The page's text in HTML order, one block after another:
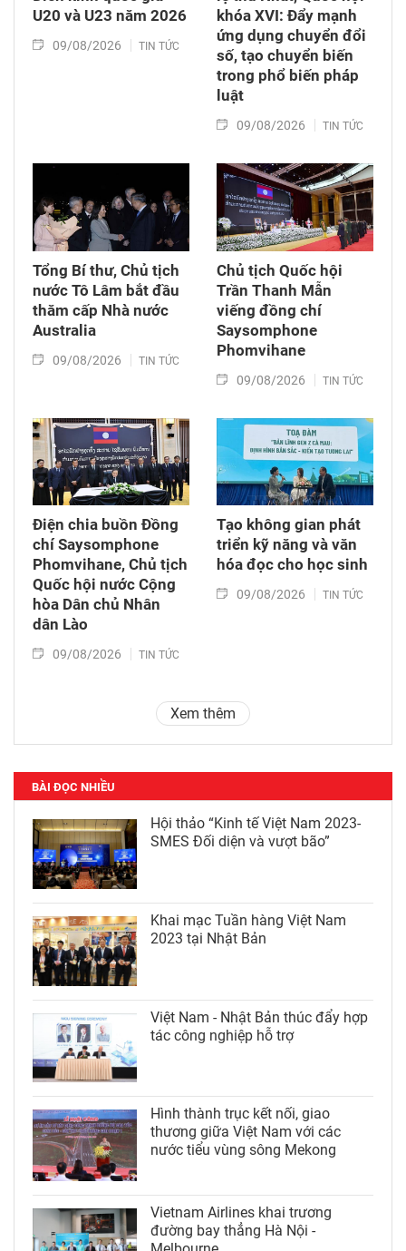
U20 và U23 năm 2026
09/08/2026 TIN TỨC
khóa XVI: Đẩy mạnh
ứng dụng chuyển đổi
số, tạo chuyển biến
trong phổ biến pháp
luật
09/08/2026 TIN TỨC
Tổng Bí thư, Chủ tịch
nước Tô Lâm bắt đầu
thăm cấp Nhà nước
Australia
09/08/2026 TIN TỨC
Chủ tịch Quốc hội
Trần Thanh Mẫn
viếng đồng chí
Saysomphone
Phomvihane
09/08/2026 TIN TỨC
Điện chia buồn Đồng
chí Saysomphone
Phomvihane, Chủ tịch
Quốc hội nước Cộng
hòa Dân chủ Nhân
dân Lào
09/08/2026 TIN TỨC
Tạo không gian phát
triển kỹ năng và văn
hóa đọc cho học sinh
09/08/2026 TIN TỨC
Xem thêm
BÀI ĐỌC NHIỀU
Hội thảo “Kinh tế Việt Nam 2023-
SMES Đối diện và vượt bão”
Khai mạc Tuần hàng Việt Nam
2023 tại Nhật Bản
Việt Nam - Nhật Bản thúc đẩy hợp
tác công nghiệp hỗ trợ
Hình thành trục kết nối, giao
thương giữa Việt Nam với các
nước tiểu vùng sông Mekong
Vietnam Airlines khai trương
đường bay thẳng Hà Nội -